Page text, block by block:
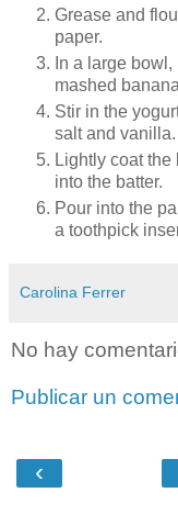
Grease and
paper.
In a large
mashed
Stir in the
salt and
Lightly coat
into the batter.
Pour into the
a toothpick
Carolina Ferrer
No hay
Publicar un
‹